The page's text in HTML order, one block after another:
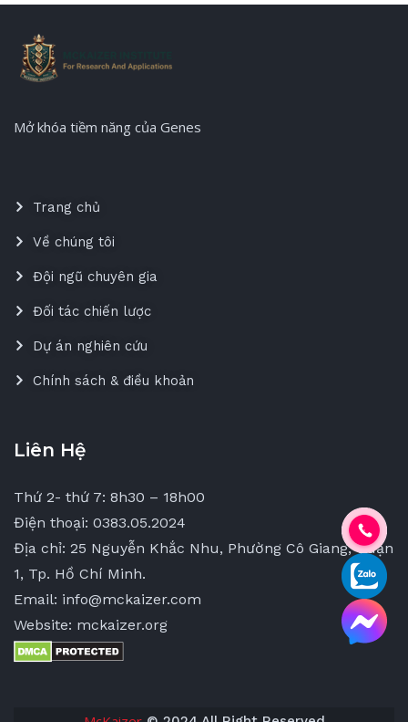
Mở khóa tiềm năng của Genes
Trang chủ
Về chúng tôi
Đội ngũ chuyên gia
Đối tác chiến lược
Dự án nghiên cứu
Chính sách & điều khoản
Liên Hệ
Thứ 2- thứ 7: 8h30 – 18h00
Điện thoại: 0383.05.2024
Địa chỉ: 25 Nguyễn Khắc Nhu, Phường Cô Giang, Quận
1, Tp. Hồ Chí Minh.
Email: info@mckaizer.com
Website: mckaizer.org